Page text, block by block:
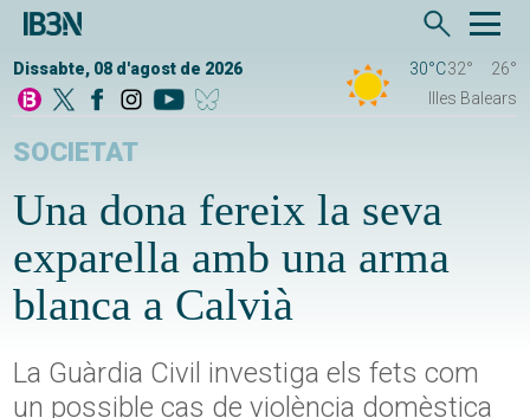
Dissabte, 08 d'agost de 2026 30°C32°
26°
Illes Balears
SOCIETAT
Una dona fereix la seva
exparella amb una arma
blanca a Calvià
La Guàrdia Civil investiga els fets com
un possible cas de violència domèstica